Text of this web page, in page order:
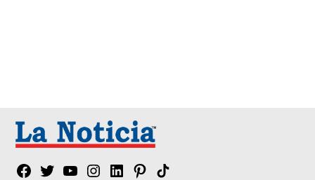
Facebook
TwitterYouTubeInstagram
LinkedinPinterest
Tik